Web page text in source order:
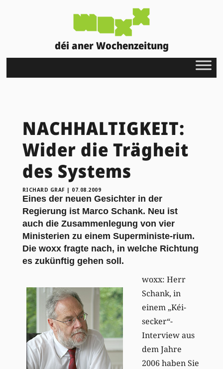
déi aner Wochenzeitung
NACHHALTIGKEIT:
Wider die Trägheit
des Systems
RICHARD GRAF | 07.08.2009
Eines der neuen Gesichter in der
Regierung ist Marco Schank. Neu ist
auch die Zusammenlegung von vier
Ministerien zu einem Superministe-rium.
Die woxx fragte nach, in welche Richtung
es zukünftig gehen soll.
woxx: Herr
Schank, in
einem „Kéi-
secker“-
Interview aus
dem Jahre
2006 haben Sie